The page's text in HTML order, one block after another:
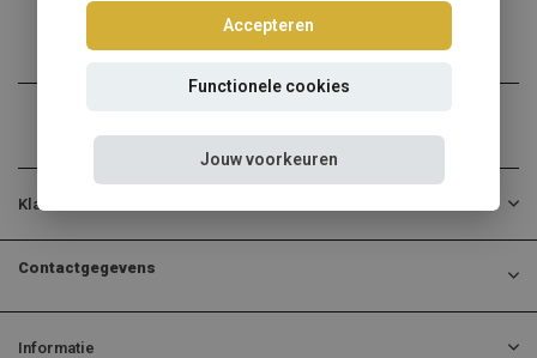
Klantenservice
Contactgegevens
Informatie
Accepteren
Functionele cookies
Jouw voorkeuren